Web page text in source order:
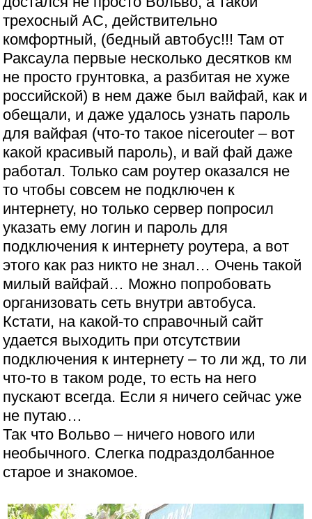
трехосный АС, действительно
комфортный, (бедный автобус!!! Там от
Раксаула первые несколько десятков км
не просто грунтовка, а разбитая не хуже
российской) в нем даже был вайфай, как и
обещали, и даже удалось узнать пароль
для вайфая (что-то такое nicerouter – вот
какой красивый пароль), и вай фай даже
работал. Только сам роутер оказался не
то чтобы совсем не подключен к
интернету, но только сервер попросил
указать ему логин и пароль для
подключения к интернету роутера, а вот
этого как раз никто не знал… Очень такой
милый вайфай… Можно попробовать
организовать сеть внутри автобуса.
Кстати, на какой-то справочный сайт
удается выходить при отсутствии
подключения к интернету – то ли жд, то ли
что-то в таком роде, то есть на него
пускают всегда. Если я ничего сейчас уже
не путаю…
Так что Вольво – ничего нового или
необычного. Слегка подраздолбанное
старое и знакомое.